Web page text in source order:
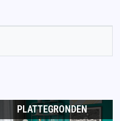
PLATTEGRONDEN